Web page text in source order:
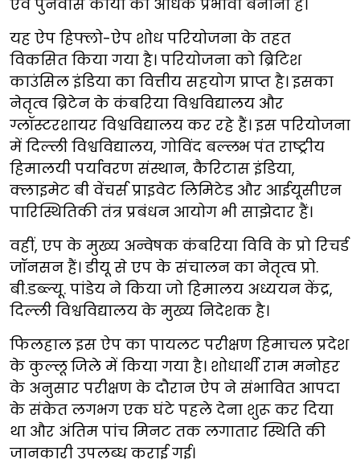
एवं पुनर्वास कार्यों को अधिक प्रभावी बनाना है।
यह ऐप हिफ्लो-ऐप शोध परियोजना के तहत
विकसित किया गया है। परियोजना को ब्रिटिश
काउंसिल इंडिया का वित्तीय सहयोग प्राप्त है। इसका
नेतृत्व ब्रिटेन के कंबरिया विश्वविद्यालय और
ग्लॉस्टरशायर विश्वविद्यालय कर रहे हैं। इस परियोजना
में दिल्ली विश्वविद्यालय, गोविंद बल्लभ पंत राष्ट्रीय
हिमालयी पर्यावरण संस्थान, कैरिटास इंडिया,
क्लाइमेट बी वेंचर्स प्राइवेट लिमिटेड और आईयूसीएन
पारिस्थितिकी तंत्र प्रबंधन आयोग भी साझेदार हैं।
वहीं, एप के मुख्य अन्वेषक कंबरिया विवि के प्रो रिचर्ड
जॉनसन हैं। डीयू से एप के संचालन का नेतृत्व प्रो.
बी.डब्ल्यू. पांडेय ने किया जो हिमालय अध्ययन केंद्र,
दिल्ली विश्वविद्यालय के मुख्य निदेशक है।
फिलहाल इस ऐप का पायलट परीक्षण हिमाचल प्रदेश
के कुल्लू जिले में किया गया है। शोधार्थी राम मनोहर
के अनुसार परीक्षण के दौरान ऐप ने संभावित आपदा
के संकेत लगभग एक घंटे पहले देना शुरू कर दिया
था और अंतिम पांच मिनट तक लगातार स्थिति की
जानकारी उपलब्ध कराई गई।